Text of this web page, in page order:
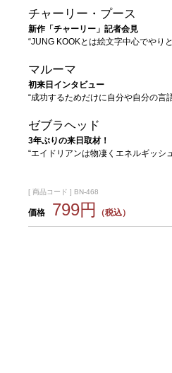
チャーリー・プース
新作「チャーリー」記者会見
“JUNG KOOKとは絵文字中心でやり
マルーマ
初来日インタビュー
“成功するためだけに自分や自分の言
ゼブラヘッド
3年ぶりの来日取材！
“エイドリアンは物凄くエネルギッシ
[ 商品コード ] BN-468
価格 799円 （税込）